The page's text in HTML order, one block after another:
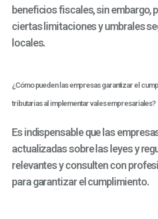
beneficios fiscales, sin embargo,
ciertas limitaciones y umbrales
locales.
¿Cómo pueden las empresas garantizar el
tributarias al implementar vales empresariales?
Es indispensable que las
actualizadas sobre las leyes y
relevantes y consulten con
para garantizar el cumplimiento.